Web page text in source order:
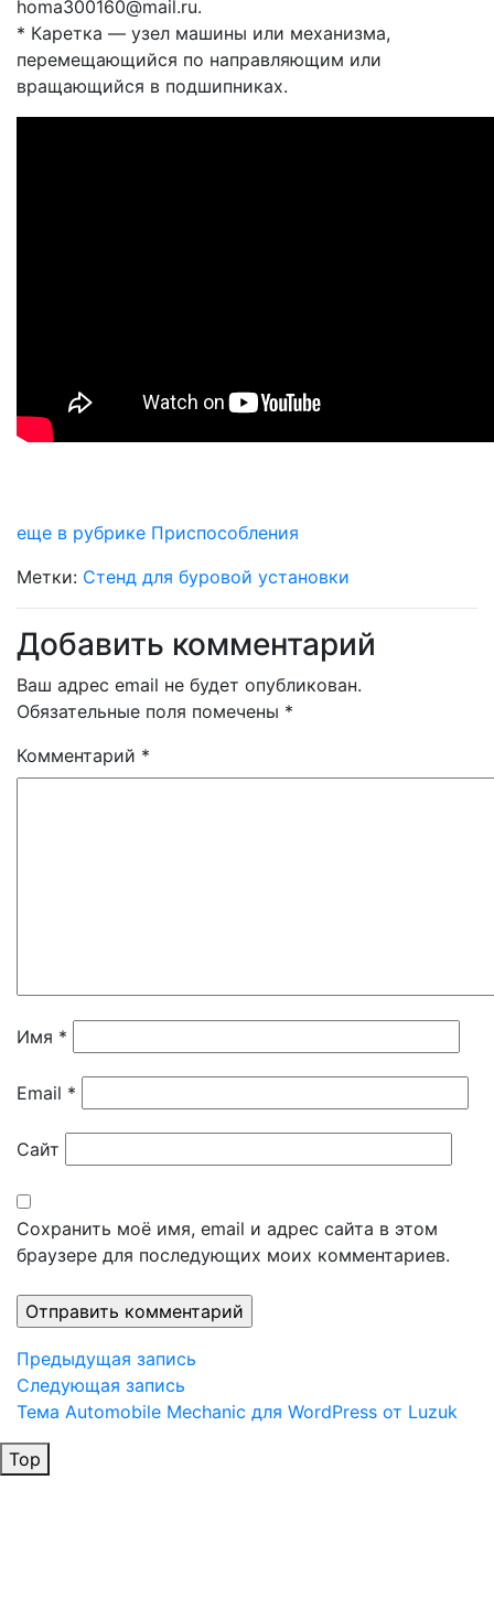
homa300160@mail.ru.
* Каретка — узел машины или механизма,
перемещающийся по направляющим или
вращающийся в подшипниках.
еще в рубрике Приспособления
Метки: Стенд для буровой установки
Добавить комментарий
Ваш адрес email не будет опубликован.
Обязательные поля помечены *
Комментарий *
Имя *
Email *
Сайт
Сохранить моё имя, email и адрес сайта в этом
браузере для последующих моих комментариев.
Навигация
по
записям
Предыдущая
запись
Предыдущая запись
Следующая
запись
Следующая запись
Тема Automobile Mechanic для WordPress от Luzuk
Top